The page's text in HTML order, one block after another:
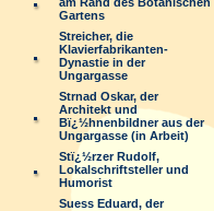
Gartens
Streicher, die
Klavierfabrikanten-
Dynastie in der
Ungargasse
Strnad Oskar, der
Architekt und
Bï¿½hnenbildner aus der
Ungargasse (in Arbeit)
Stï¿½rzer Rudolf,
Lokalschriftsteller und
Humorist
Suess Eduard, der